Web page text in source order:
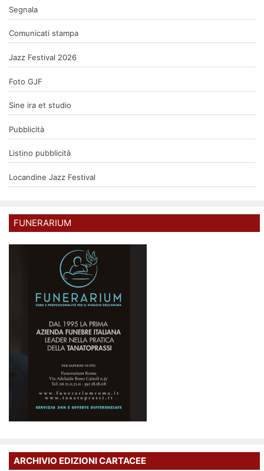
Segnala
Comunicati stampa
Jazz Festival 2026
Foto GJF
Sine ira et studio
Pubblicità
Listino pubblicità
Locandine Jazz Festival
FUNERARIUM
ARCHIVIO EDIZIONI CARTACEE